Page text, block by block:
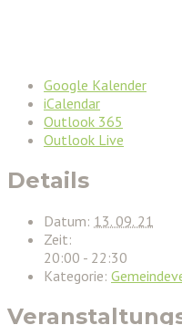
Google Kalender
iCalendar
Outlook 365
Outlook Live
Details
Datum: 13. 09. 21
Zeit:
20:00 - 22:30
Kategorie: